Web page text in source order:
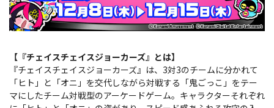
【『チェイスチェイスジョーカーズ』とは】
『チェイスチェイスジョーカーズ』は、3対3のチームに分かれて
「ヒト」と「オニ」を交代しながら対戦する「鬼ごっこ」をテー
マにしたチーム対戦型のアーケードゲーム。キャラクターそれぞれ